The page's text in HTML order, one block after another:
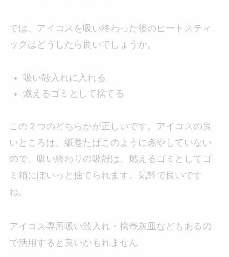
では、アイコスを吸い終わった後のヒートスティ
ックはどうしたら良いでしょうか。
吸い殻入れに入れる
燃えるゴミとして捨てる
この２つのどちらかが正しいです。アイコスの良
いところは、紙巻たばこのように燃やしていない
ので、吸い終わりの吸殻は、燃えるゴミとしてゴ
ミ箱にぽいっと捨てられます。気軽で良いです
ね。
アイコス専用吸い殻入れ・携帯灰皿などもあるの
で活用すると良いかもれません